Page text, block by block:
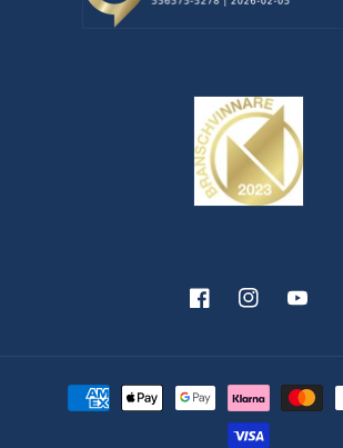
FacebookInstagramYouTube
Betalningsmetoder